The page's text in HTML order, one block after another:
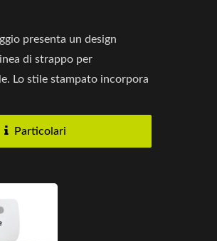
presenta un design
di strappo per
Lo stile stampato incorpora
Particolari